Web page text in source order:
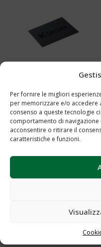
Per fornire le migliori
per memorizzare e/o
consenso a queste tecnologie
comportamento di navigazione
acconsentire o ritirare il
caratteristiche e funzioni.
Aggiungi al preventivo
Mensola Porta Forex Laccata